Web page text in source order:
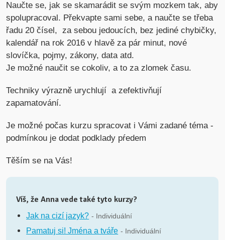
Naučte se, jak se skamarádit se svým mozkem tak, aby
spolupracoval. Překvapte sami sebe, a naučte se třeba
řadu 20 čísel, za sebou jedoucích, bez jediné chybičky,
kalendář na rok 2016 v hlavě za pár minut, nové
slovíčka, pojmy, zákony, data atd.
Je možné naučit se cokoliv, a to za zlomek času.
Techniky výrazně urychlují a zefektivňují
zapamatování.
Je možné počas kurzu spracovat i Vámi zadané téma -
podmínkou je dodat podklady pŕedem
Těším se na Vás!
Víš, že Anna vede také tyto kurzy?
Jak na cizí jazyk? - Individuální
Pamatuj si! Jména a tváře - Individuální